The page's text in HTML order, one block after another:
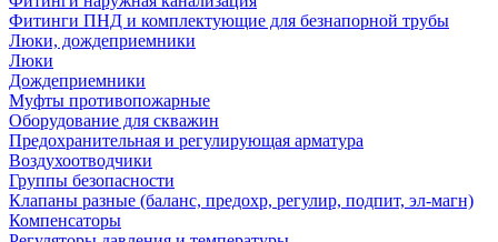
Фитинги ПНД и комплектующие для безнапорной трубы
Люки, дождеприемники
Люки
Дождеприемники
Муфты противопожарные
Оборудование для скважин
Предохранительная и регулирующая арматура
Воздухоотводчики
Группы безопасности
Клапаны разные (баланс, предохр, регулир, подпит, эл-магн)
Компенсаторы